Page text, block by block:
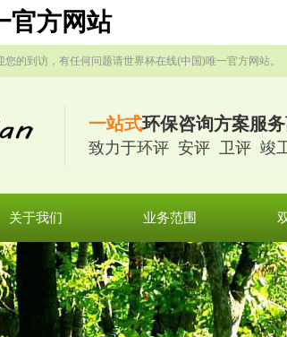
官方网站
的到访，有任何问题请世界杯在线(中国)唯一官方网站。
一站式环保咨询方案服
致力于环评 安评 卫评 竣
关于我们 业务范围